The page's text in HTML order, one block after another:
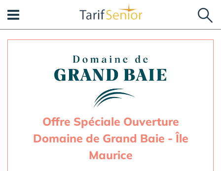
Offre Spéciale Ouverture
Domaine de Grand Baie - Île
Maurice